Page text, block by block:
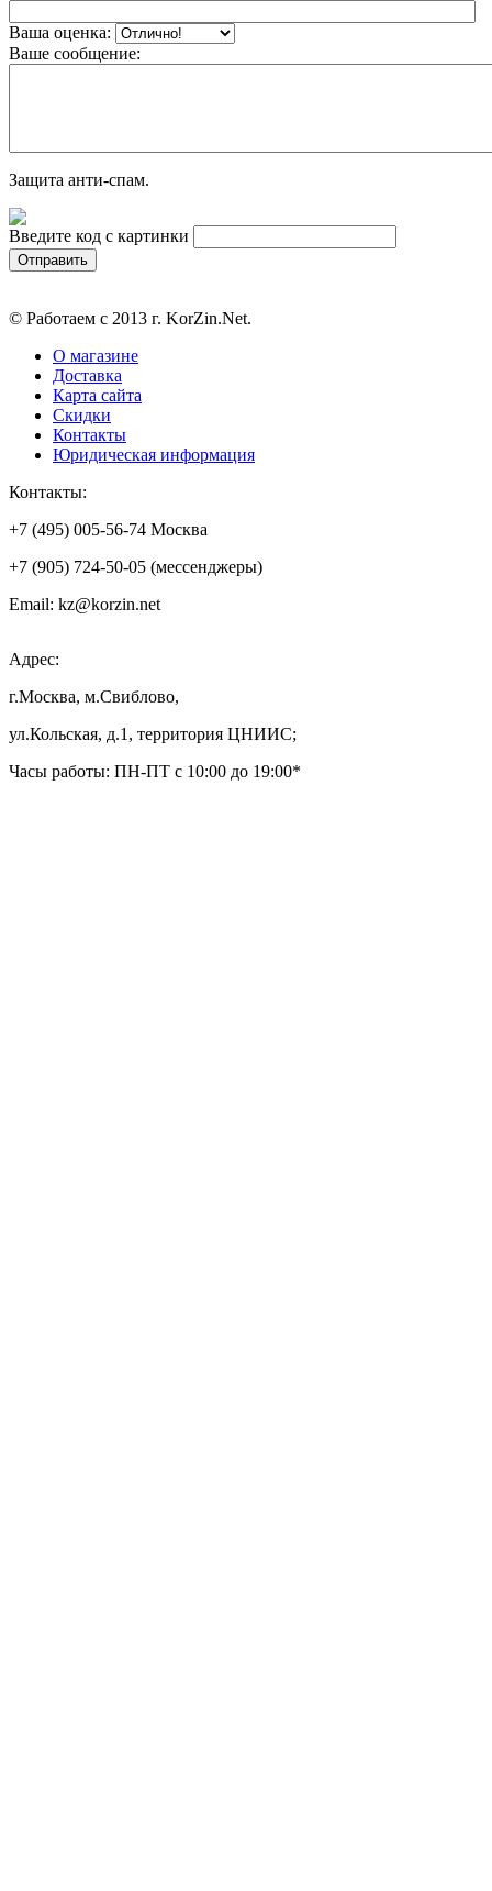
Ваша оценка:
Ваше сообщение:
Защита анти-спам.
Введите код с картинки
© Работаем с 2013 г. KorZin.Net.
О магазине
Доставка
Карта сайта
Скидки
Контакты
Юридическая информация
Контакты:
+7 (495) 005-56-74 Москва
+7 (905) 724-50-05 (мессенджеры)
Email: kz@korzin.net
Адрес:
г.Москва, м.Свиблово,
ул.Кольская, д.1, территория ЦНИИС;
Часы работы: ПН-ПТ с 10:00 до 19:00*